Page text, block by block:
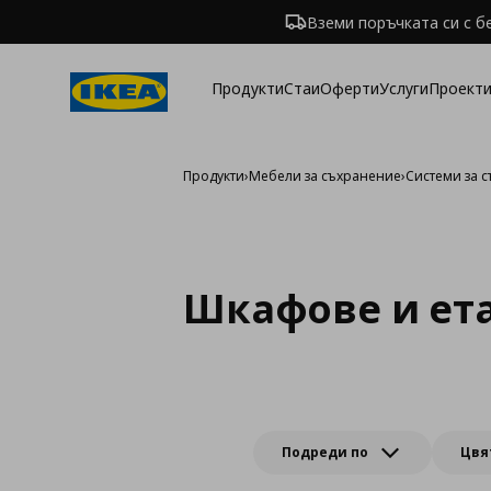
Вземи поръчката си с
ПродуктиСтаиОфертиУслуги
Продукти›Мебели за съхранение›Системи за
Шкафове и
Подреди по